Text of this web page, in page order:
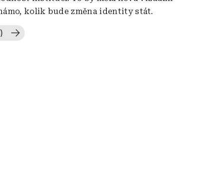
kolik bude změna identity stát.